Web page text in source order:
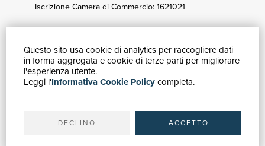
Questo sito usa cookie di analytics per raccogliere dati
in forma aggregata e cookie di terze parti per migliorare
l'esperienza utente.
Leggi l'Informativa Cookie Policycompleta.
DECLINO ACCETTO
Iscrizione Camera di Commercio: 1621021
GUIDA ACQUISTI
Catalogo
Ricerca avanzata
Spedizioni